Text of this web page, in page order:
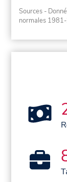
Sources -
normales